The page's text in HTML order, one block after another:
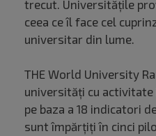
trecut. Universitățile
ceea ce îl face cel
universitar din lume.
THE World University
universităţi cu
pe baza a 18 indicatori
sunt împărţiţi în cinci